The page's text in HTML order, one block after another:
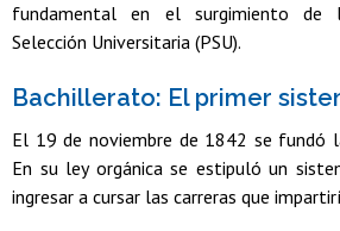
fundamental en el surgimiento de
Selección Universitaria (PSU).
Bachillerato: El primer
El 19 de noviembre de 1842 se fundó
En su ley orgánica se estipuló un
ingresar a cursar las carreras que